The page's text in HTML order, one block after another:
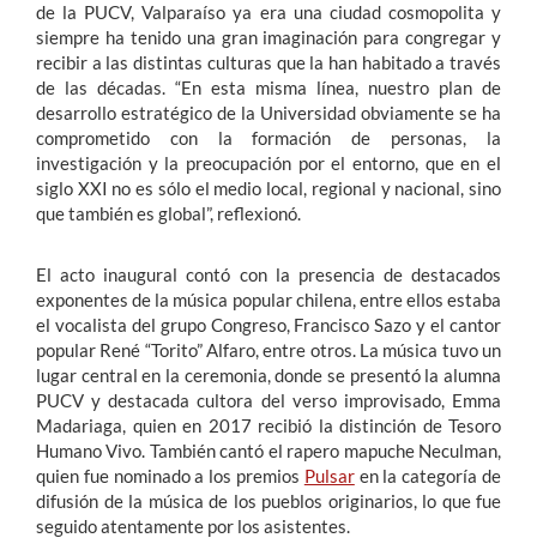
de la PUCV, Valparaíso ya era una ciudad cosmopolita y
siempre ha tenido una gran imaginación para congregar y
recibir a las distintas culturas que la han habitado a través
de las décadas. “En esta misma línea, nuestro plan de
desarrollo estratégico de la Universidad obviamente se ha
comprometido con la formación de personas, la
investigación y la preocupación por el entorno, que en el
siglo XXI no es sólo el medio local, regional y nacional, sino
que también es global”, reflexionó.
El acto inaugural contó con la presencia de destacados
exponentes de la música popular chilena, entre ellos estaba
el vocalista del grupo Congreso, Francisco Sazo y el cantor
popular René “Torito” Alfaro, entre otros. La música tuvo un
lugar central en la ceremonia, donde se presentó la alumna
PUCV y destacada cultora del verso improvisado, Emma
Madariaga, quien en 2017 recibió la distinción de Tesoro
Humano Vivo. También cantó el rapero mapuche Neculman,
quien fue nominado a los premios Pulsaren la categoría de
difusión de la música de los pueblos originarios, lo que fue
seguido atentamente por los asistentes.